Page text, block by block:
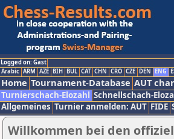
Logged on: Gast
Arabic ARM AZE BIH BUL CAT CHN CRO CZE DEN ENG
Home Tournament-Database AUT
Turnierschach-Elozahl Schnellschach-
Allgemeines Turnier anmelden: AUT FIDE
Willkommen bei den